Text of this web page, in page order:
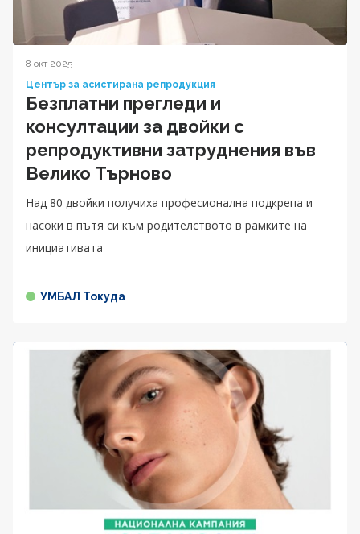
8 окт 2025
Център за асистирана репродукция
Безплатни прегледи и
консултации за двойки с
репродуктивни затруднения във
Велико Търново
Над 80 двойки получиха професионална подкрепа и
насоки в пътя си към родителството в рамките на
инициативата
УМБАЛ Токуда